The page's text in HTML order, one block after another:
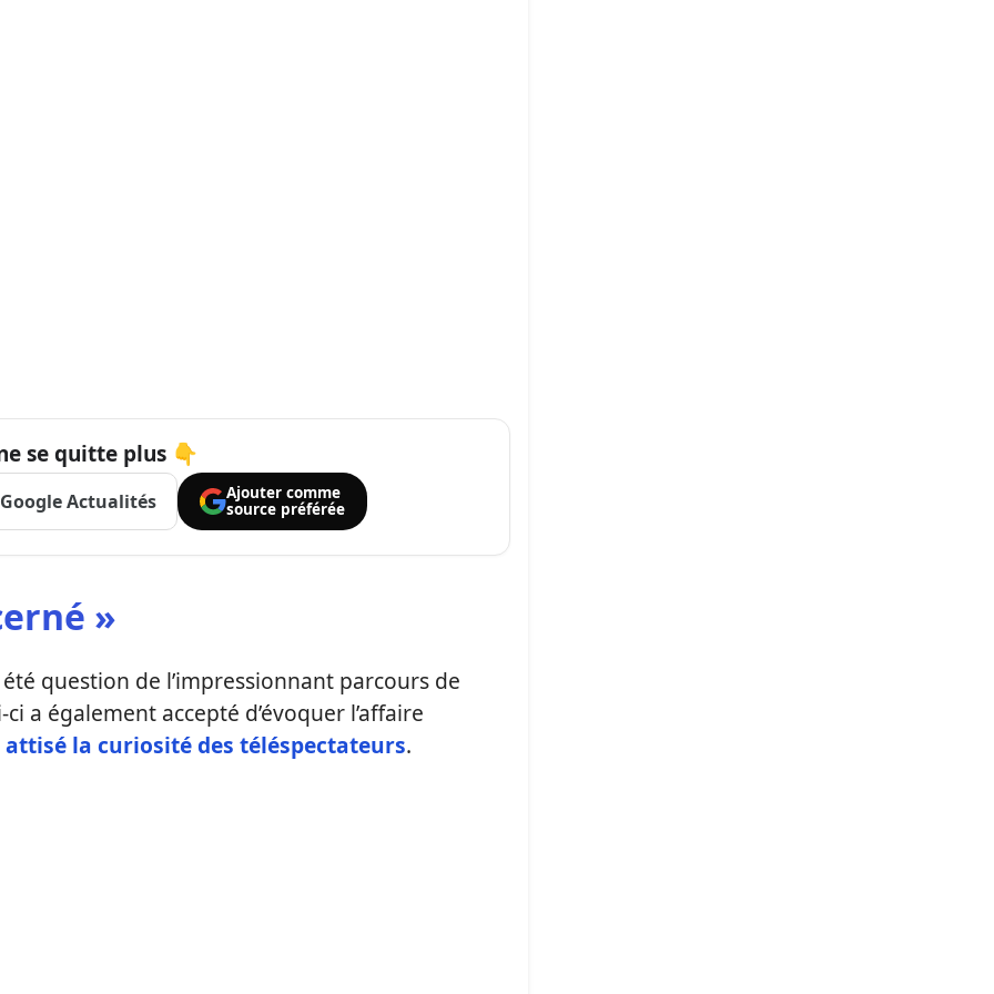
se quitte plus 👇
Google Actualités
Ajouter comme
source préférée
»
question de l’impressionnant parcours de
a également accepté d’évoquer l’affaire
la curiosité des téléspectateurs.